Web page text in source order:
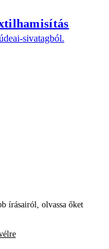
sivatagból.
írásairól, olvassa őket